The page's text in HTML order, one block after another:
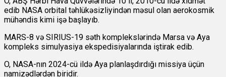
edib NASA orbital təhlükəsizliyindən məsul olan aerokosmik
mühəndis kimi işə başlayıb.
MARS-8 və SIRIUS-19 səth komplekslərində Marsa və Aya
kompleks simulyasiya ekspedisiyalarında iştirak edib.
O, NASA-nın 2024-cü ildə Aya planlaşdırdığı missiya üçün
namizədlərdən biridir.